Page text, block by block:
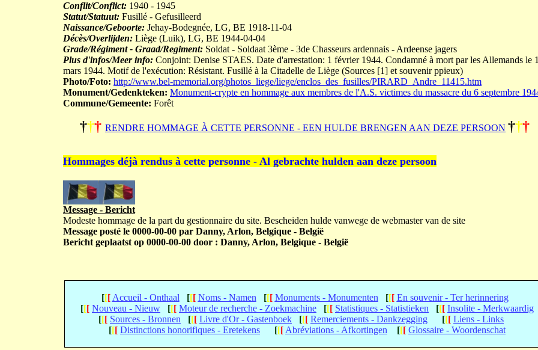
Conflit/Conflict: 1940 - 1945
Statut/Statuut: Fusillé - Gefusilleerd
Naissance/Geboorte: Jehay-Bodegnée, LG, BE 1918-11-04
Décès/Overlijden: Liège (Luik), LG, BE 1944-04-04
Grade/Régiment - Graad/Regiment: Soldat - Soldaat 3ème - 3de Chasseurs ardennais - Ardeense jagers
Plus d'infos/Meer info: Conjoint: Denise STAES. Date d'arrestation: 1 février 1944. Condamné à mort par les Allemands le
mars 1944. Motif de l'exécution: Résistant. Fusillé à la Citadelle de Liège (Sources [1] et souvenir ppieux)
Photo/Foto: http://www.bel-memorial.org/photos_liege/liege/enclos_des_fusilles/PIRARD_Andre_11415.htm
Monument/Gedenkteken: Monument-crypte en hommage aux membres de l'A.S. victimes du massacre du 6 septembre
Commune/Gemeente: Forêt
††† RENDRE HOMMAGE À CETTE PERSONNE - EEN HULDE BRENGEN AAN DEZE PERSOON †††
Hommages déjà rendus à cette personne - Al gebrachte hulden aan deze persoon
Message - Bericht
Modeste hommage de la part du gestionnaire du site. Bescheiden hulde vanwege de webmaster van de site
Message posté le 0000-00-00 par Danny, Arlon, Belgique - België
Bericht geplaatst op 0000-00-00 door : Danny, Arlon, Belgique - België
[[[ Accueil - Onthaal [[[ Noms - Namen [[[ Monuments - Monumenten [[[ En souvenir - Ter herinnering
[[[ Nouveau - Nieuw [[[ Moteur de recherche - Zoekmachine [[[ Statistiques - Statistieken [[[ Insolite - Merkwaardig
[[[ Sources - Bronnen [[[ Livre d'Or - Gastenboek [[[ Remerciements - Dankzegging [[[ Liens - Links
[[[ Distinctions honorifiques - Eretekens [[[ Abréviations - Afkortingen [[[ Glossaire - Woordenschat